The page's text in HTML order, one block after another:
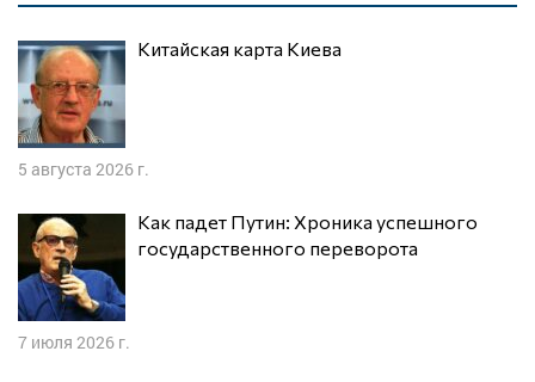
Китайская карта Киева
5 августа 2026 г.
Как падет Путин: Хроника успешного
государственного переворота
7 июля 2026 г.